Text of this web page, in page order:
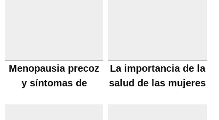
Menopausia precoz
y síntomas de
La importancia de la
salud de las mujeres